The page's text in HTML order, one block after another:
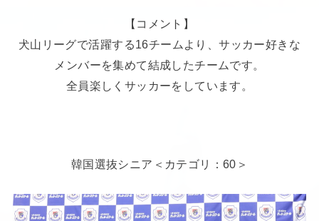
【コメント】
犬山リーグで活躍する16チームより、サッカー好きな
メンバーを集めて結成したチームです。
全員楽しくサッカーをしています。
韓国選抜シニア＜カテゴリ：60＞